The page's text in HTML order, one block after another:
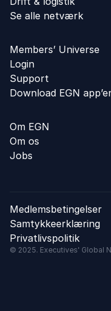
Se alle netværk
Members’ Universe
Login
Support
Download EGN
Om EGN
Om os
Jobs
© 2025. Executives' Global
Medlemsbetingelser
Samtykkeerklæring
Privatlivspolitik